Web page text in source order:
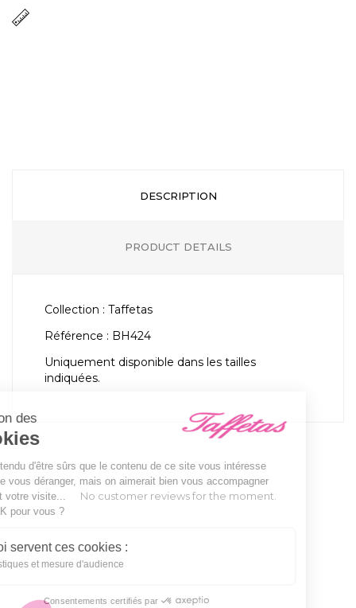
DESCRIPTION
PRODUCT DETAILS
Collection : Taffetas
Référence : BH424
Uniquement disponible dans les tailles
indiquées.
No customer reviews for the moment.
Gestion des
Cookies
On a attendu d'être sûrs que le contenu de ce site vous intéresse
avant de vous déranger, mais on aimerait bien vous accompagner
pendant votre visite...
C'est OK pour vous ?
À quoi servent ces cookies :
Statistiques et mesure d'audience
Consentements certifiés par